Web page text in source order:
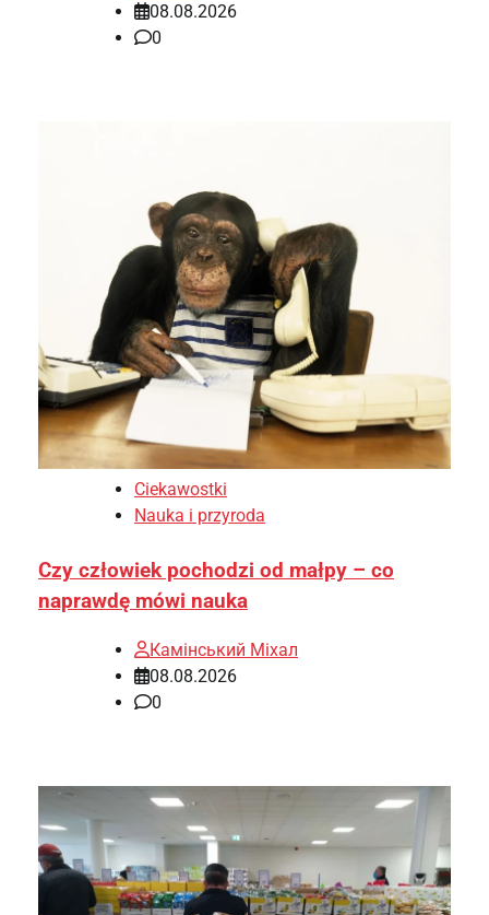
08.08.2026
0
Ciekawostki
Nauka i przyroda
Czy człowiek pochodzi od małpy – co
naprawdę mówi nauka
Камінський Міхал
08.08.2026
0